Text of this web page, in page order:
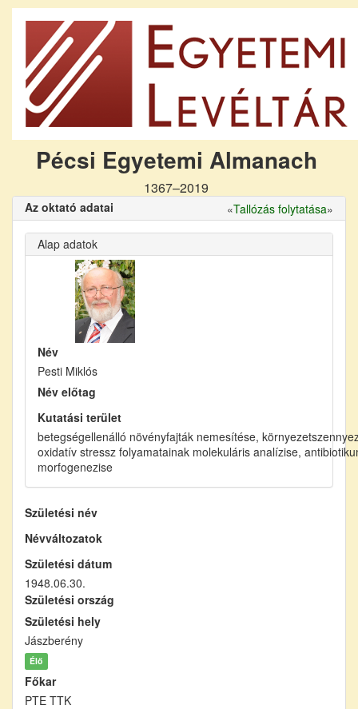
Pécsi Egyetemi Almanach
1367–2019
Az oktató adatai «Tallózás folytatása»
Alap adatok
Név
Pesti Miklós
Név előtag
Kutatási terület
betegségellenálló növényfajták nemesítése,
oxidatív stressz folyamatainak molekuláris analízise,
morfogenezise
Születési név
Névváltozatok
Születési dátum
1948.06.30.
Születési ország
Születési hely
Jászberény
Élő
Főkar
PTE TTK